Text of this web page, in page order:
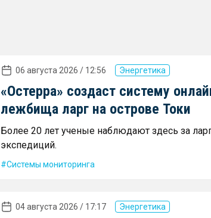
06 августа 2026 / 12:56 Энергетика
«Остерра» создаст систему
лежбища ларг на острове Токи
Более 20 лет ученые наблюдают здесь за
экспедиций.
Системы мониторинга
04 августа 2026 / 17:17 Энергетика